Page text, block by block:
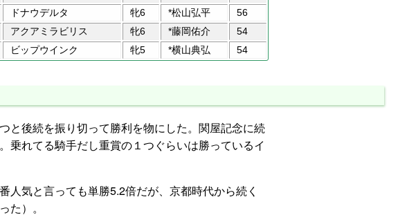
ドナウデルタ 牝6 *松山弘平
56
アクアミラビリス 牝6 *藤岡佑介
54
ビップウインク 牝5 *横山典弘 54
と後続を振り切って勝利を物にした。関屋記念に続
乗れてる騎手だし重賞の１つぐらいは勝っているイ
気と言っても単勝5.2倍だが、京都時代から続く
た）。